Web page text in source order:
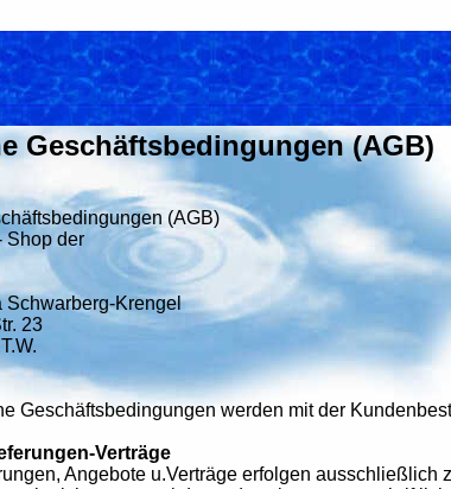
Geschäftsbedingungen (AGB)
(AGB)
Shop der
Schwarberg-Krengel
23
Geschäftsbedingungen werden mit der
Verträge
Angebote u.Verträge erfolgen